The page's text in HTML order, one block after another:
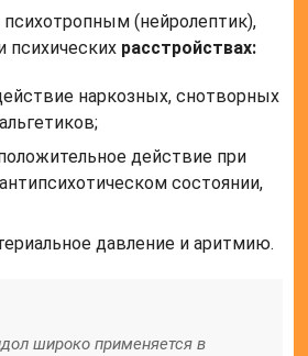
психотропным (нейролептик),
психических расстройствах:
наркозных, снотворных
действие при
состоянии,
давление и аритмию.
широко применяется в